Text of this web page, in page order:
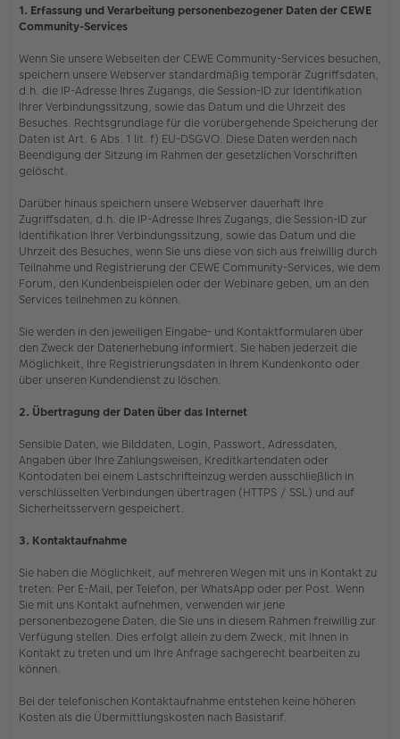
1. Erfassung und Verarbeitung personenbezogener Daten der CEWE
Community-Services
Wenn Sie unsere Webseiten der CEWE Community-Services besuchen,
speichern unsere Webserver standardmäßig temporär Zugriffsdaten,
d.h. die IP-Adresse Ihres Zugangs, die Session-ID zur Identifikation
Ihrer Verbindungssitzung, sowie das Datum und die Uhrzeit des
Besuches. Rechtsgrundlage für die vorübergehende Speicherung der
Daten ist Art. 6 Abs. 1 lit. f) EU-DSGVO. Diese Daten werden nach
Beendigung der Sitzung im Rahmen der gesetzlichen Vorschriften
gelöscht.
Darüber hinaus speichern unsere Webserver dauerhaft Ihre
Zugriffsdaten, d.h. die IP-Adresse Ihres Zugangs, die Session-ID zur
Identifikation Ihrer Verbindungssitzung, sowie das Datum und die
Uhrzeit des Besuches, wenn Sie uns diese von sich aus freiwillig durch
Teilnahme und Registrierung der CEWE Community-Services, wie dem
Forum, den Kundenbeispielen oder der Webinare geben, um an den
Services teilnehmen zu können.
Sie werden in den jeweiligen Eingabe- und Kontaktformularen über
den Zweck der Datenerhebung informiert. Sie haben jederzeit die
Möglichkeit, Ihre Registrierungsdaten in Ihrem Kundenkonto oder
über unseren Kundendienst zu löschen.
2. Übertragung der Daten über das Internet
Sensible Daten, wie Bilddaten, Login, Passwort, Adressdaten,
Angaben über Ihre Zahlungsweisen, Kreditkartendaten oder
Kontodaten bei einem Lastschrifteinzug werden ausschließlich in
verschlüsselten Verbindungen übertragen (HTTPS / SSL) und auf
Sicherheitsservern gespeichert.
3. Kontaktaufnahme
Sie haben die Möglichkeit, auf mehreren Wegen mit uns in Kontakt zu
treten: Per E-Mail, per Telefon, per WhatsApp oder per Post. Wenn
Sie mit uns Kontakt aufnehmen, verwenden wir jene
personenbezogene Daten, die Sie uns in diesem Rahmen freiwillig zur
Verfügung stellen. Dies erfolgt allein zu dem Zweck, mit Ihnen in
Kontakt zu treten und um Ihre Anfrage sachgerecht bearbeiten zu
können.
Bei der telefonischen Kontaktaufnahme entstehen keine höheren
Kosten als die Übermittlungskosten nach Basistarif.